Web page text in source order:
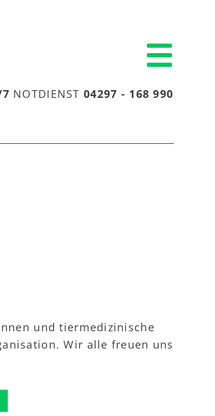
NOTDIENST 04297 - 168 990
und tiermedizinische
Wir alle freuen uns